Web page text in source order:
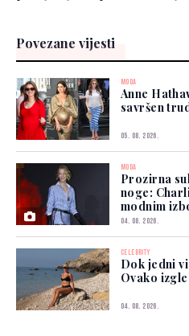
Povezane vijesti
MODA
Anne
savršen
05. 08. 2026.
MODA
Prozirna
noge:
modnim
04. 08. 2026.
CELEBRITY
Dok jedni
Ovako
04. 08. 2026.